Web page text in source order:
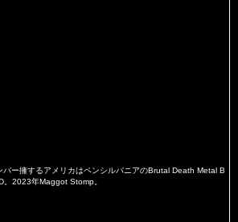
ー擁するアメリカはペンシルバニアのBrutal Death Metal B
2023年Maggot Stomp。